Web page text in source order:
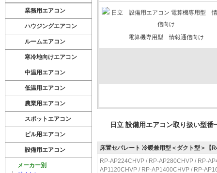
業務用エアコン
ハウジングエアコン
ルームエアコン
寒冷地向けエアコン
中温用エアコン
低温用エアコン
農業用エアコン
スポットエアコン
ビル用エアコン
設備用エアコン
メーカー別
電算機専用型 情報通信向け
日立 設備用エアコン取り扱い型番
床置セパレート 冷暖兼用型＜ダクト型＞【
RP-AP224CHVP / RP-AP280CHVP / RP-
AP1120CHVP / RP-AP1400CHVP / RP-